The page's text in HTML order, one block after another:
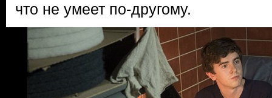
что не умеет по-другому.